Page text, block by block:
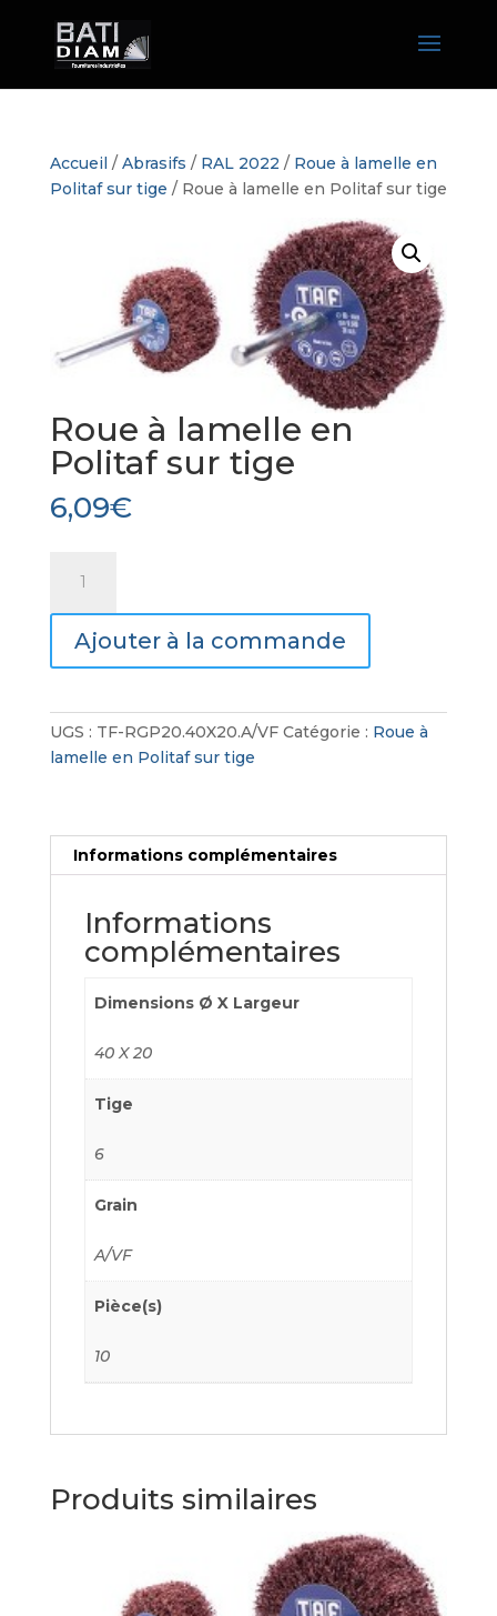
Accueil / Abrasifs / RAL 2022 / Roue à lamelle en
Politaf sur tige / Roue à lamelle en Politaf sur tige
Roue à lamelle en
Politaf sur tige
6,09€
Roue
lamelle
Politaf
sur
tige
Ajouter à la commande
UGS : TF-RGP20.40X20.A/VF Catégorie : Roue à
lamelle en Politaf sur tige
Informations complémentaires
Informations
complémentaires
Dimensions Ø X Largeur
40 X 20
Tige
6
Grain
A/VF
Pièce(s)
10
Produits similaires